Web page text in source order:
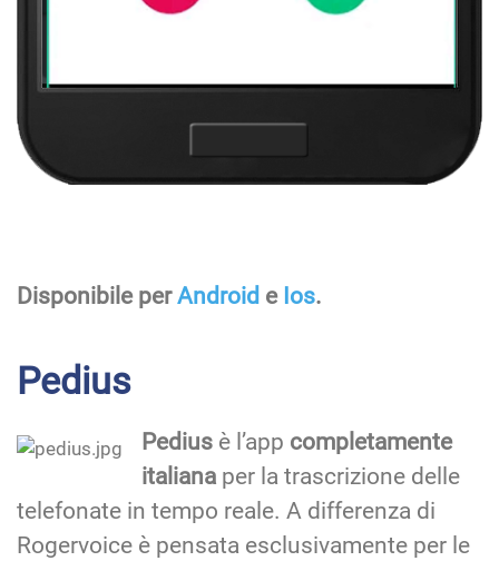
Disponibile perAndroid e Ios.
Pedius
Pedius è l’app completamente
italiana per la trascrizione delle
telefonate in tempo reale. A differenza di
Rogervoice è pensata esclusivamente per le